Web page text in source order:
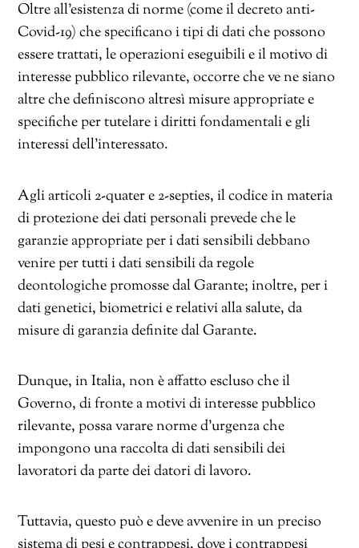
Oltre all’esistenza di norme (come il decreto anti-
Covid-19) che specificano i tipi di dati che possono
essere trattati, le operazioni eseguibili e il motivo di
interesse pubblico rilevante, occorre che ve ne siano
altre che definiscono altresì misure appropriate e
specifiche per tutelare i diritti fondamentali e gli
interessi dell’interessato.
Agli articoli 2-quater e 2-septies, il codice in materia
di protezione dei dati personali prevede che le
garanzie appropriate per i dati sensibili debbano
venire per tutti i dati sensibili da regole
deontologiche promosse dal Garante; inoltre, per i
dati genetici, biometrici e relativi alla salute, da
misure di garanzia definite dal Garante.
Dunque, in Italia, non è affatto escluso che il
Governo, di fronte a motivi di interesse pubblico
rilevante, possa varare norme d’urgenzache
impongono una raccolta di dati sensibili dei
lavoratori da parte dei datori di lavoro.
Tuttavia, questo può e deve avvenire in un preciso